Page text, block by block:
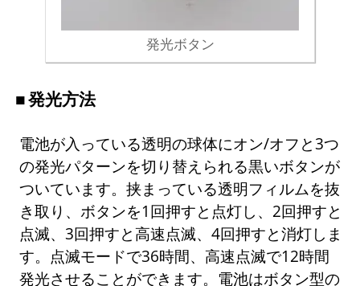
発光ボタン
発光方法
電池が入っている透明の球体にオン/オフと3つ
の発光パターンを切り替えられる黒いボタンが
ついています。挟まっている透明フィルムを抜
き取り、ボタンを1回押すと点灯し、2回押すと
点滅、3回押すと高速点滅、4回押すと消灯しま
す。点滅モードで36時間、高速点滅で12時間
発光させることができます。電池はボタン型の